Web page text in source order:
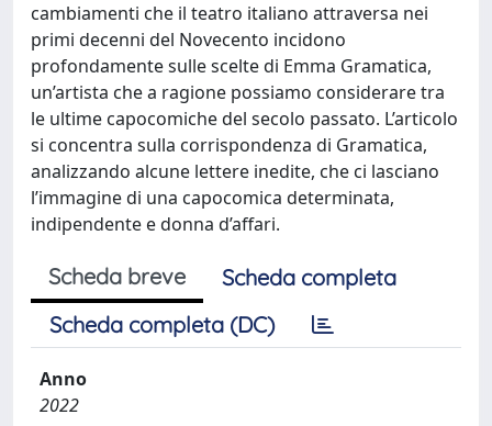
cambiamenti che il teatro italiano attraversa nei
primi decenni del Novecento incidono
profondamente sulle scelte di Emma Gramatica,
un’artista che a ragione possiamo considerare tra
le ultime capocomiche del secolo passato. L’articolo
si concentra sulla corrispondenza di Gramatica,
analizzando alcune lettere inedite, che ci lasciano
l’immagine di una capocomica determinata,
indipendente e donna d’affari.
Scheda breve
Scheda completa
Scheda completa (DC)
Anno
2022